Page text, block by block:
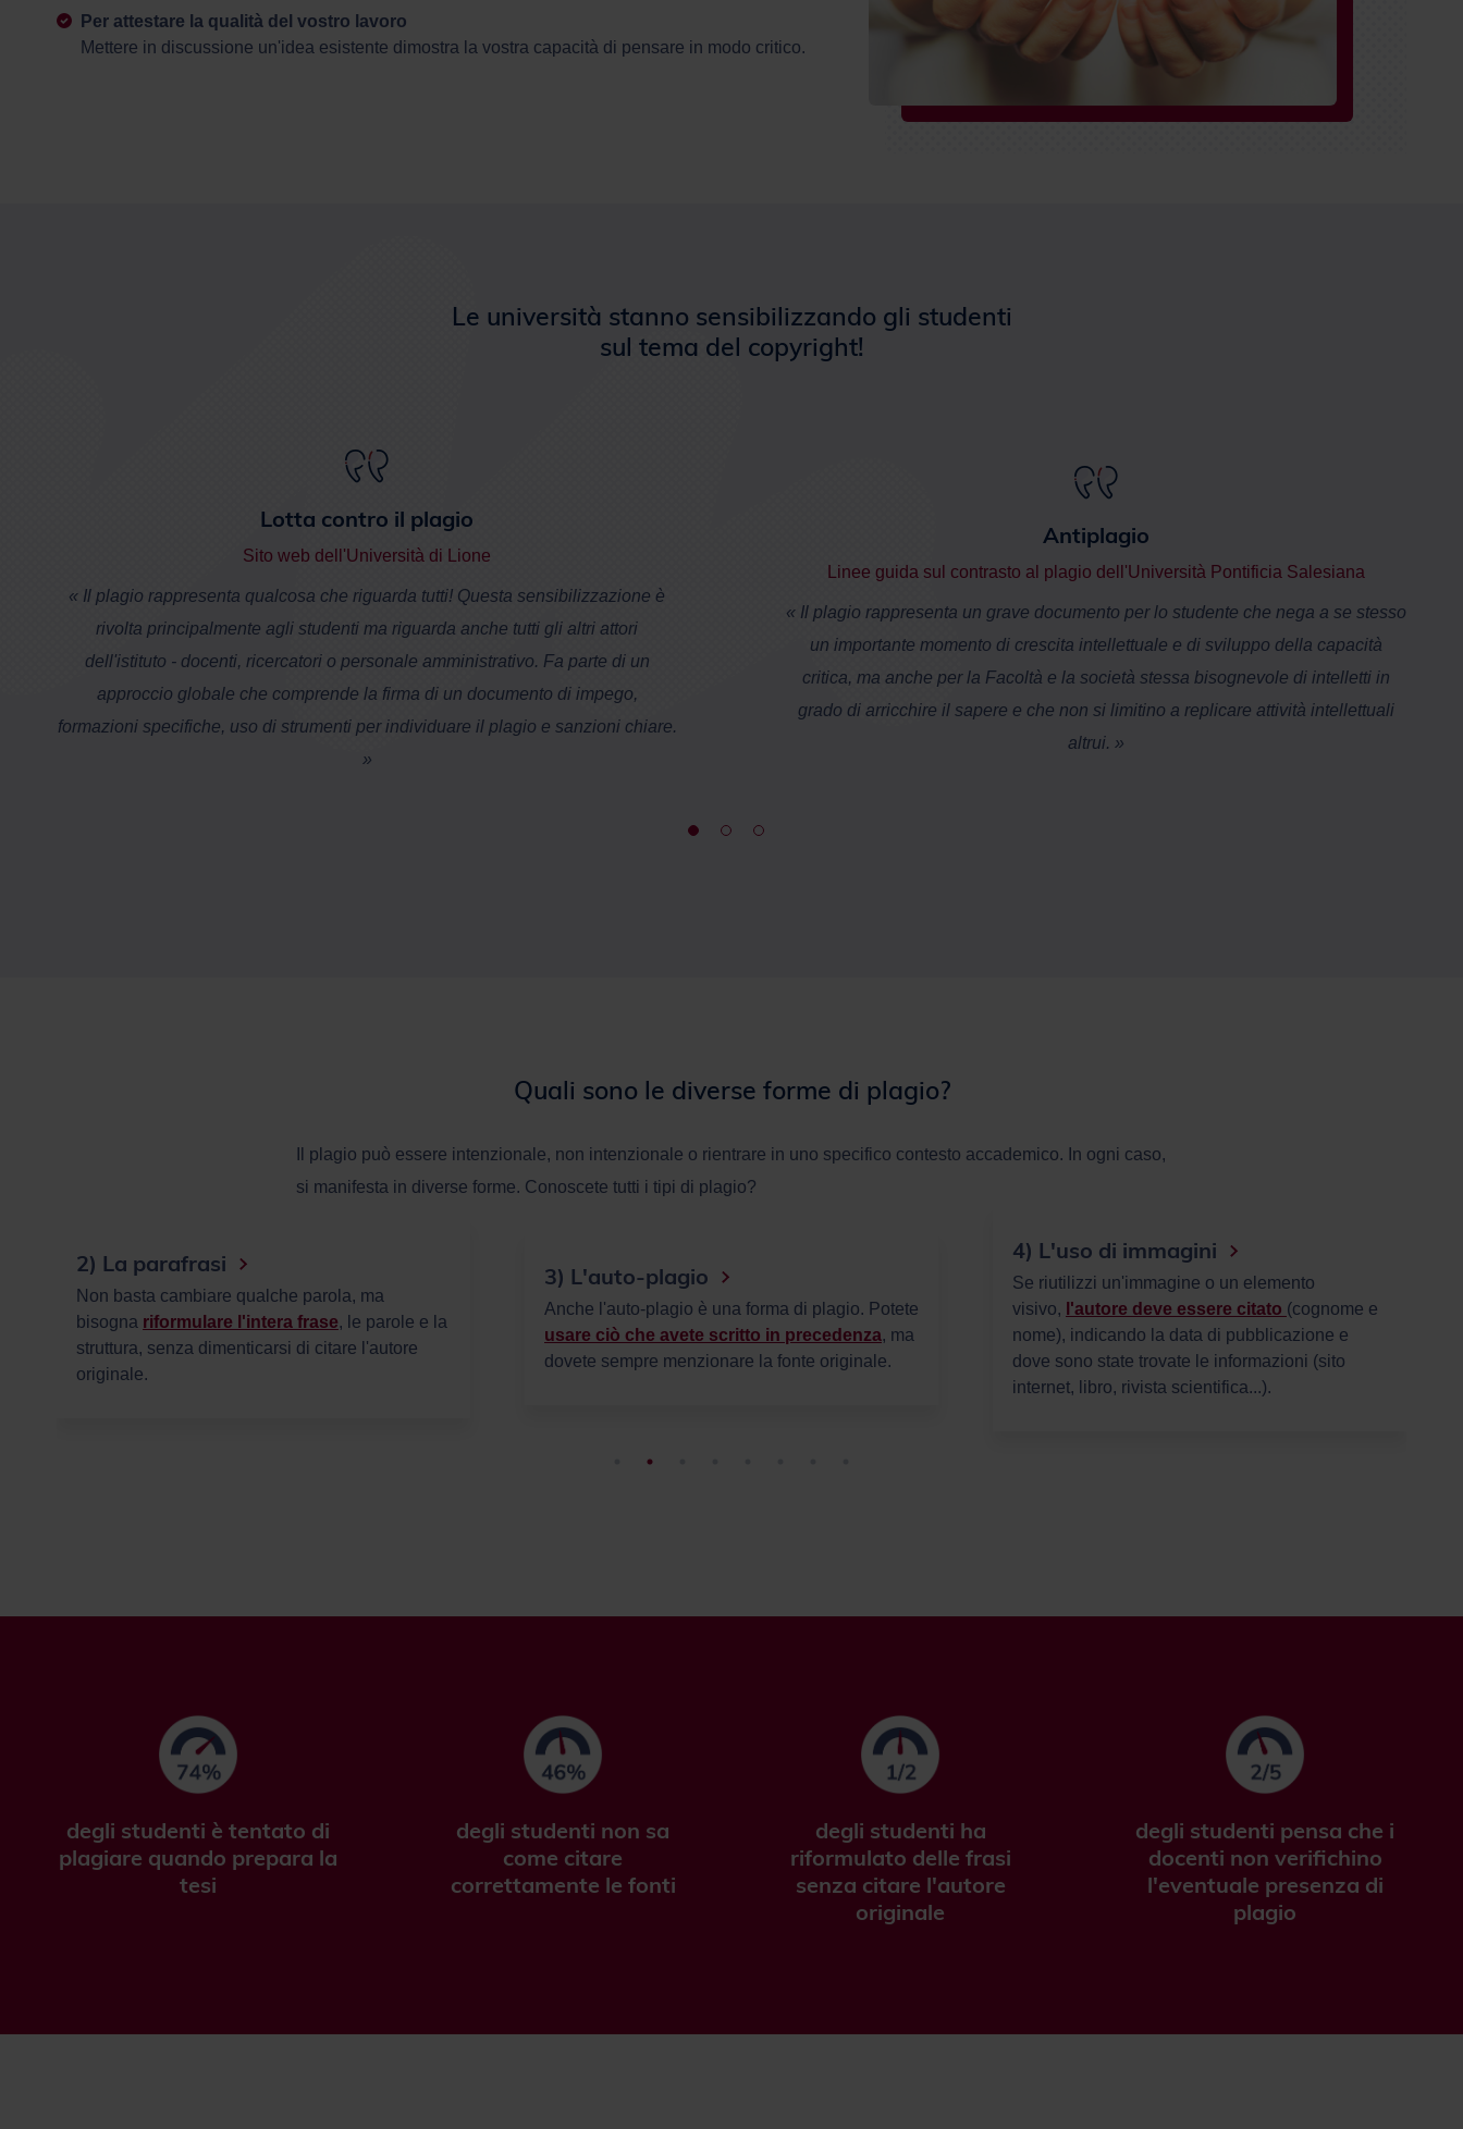
Per attestare la qualità del vostro lavoro
Mettere in discussione un'idea esistente dimostra la vostra capacità di pensare in modo critico.
Le università stanno sensibilizzando gli studenti
sul tema del copyright!
Lotta contro il plagio
Sito web dell'Università di Lione
« Il plagio rappresenta qualcosa che riguarda tutti! Questa sensibilizzazione è
rivolta principalmente agli studenti ma riguarda anche tutti gli altri attori
dell'istituto - docenti, ricercatori o personale amministrativo. Fa parte di un
approccio globale che comprende la firma di un documento di impego,
formazioni specifiche, uso di strumenti per individuare il plagio e sanzioni chiare.
»
Antiplagio
Linee guida sul contrasto al plagio dell'Università Pontificia Salesiana
« Il plagio rappresenta un grave documento per lo studente che nega a se stesso
un importante momento di crescita intellettuale e di sviluppo della capacità
critica, ma anche per la Facoltà e la società stessa bisognevole di intelletti in
grado di arricchire il sapere e che non si limitino a replicare attività intellettuali
altrui. »
Quali sono le diverse forme di plagio?
Il plagio può essere intenzionale, non intenzionale o rientrare in uno specifico contesto accademico. In ogni caso,
si manifesta in diverse forme. Conoscete tutti i tipi di plagio?
3) L'auto-plagio
Anche l'auto-plagio è una forma di plagio. Potete
usare ciò che avete scritto in precedenza
dovete sempre menzionare la fonte originale.
Se riutilizzi un'immagine o un elemento
visivo, l'autore deve essere citato(cognome e
nome), indicando la data di pubblicazione e
dove sono state trovate le informazioni (sito
5) Citazione nella citazione
Unacitazione nella citazioneriunisce queste
due fonti: quella primaria e quella secondaria.
degli studenti è tentato di
plagiare quando prepara la
tesi
degli studenti non sa
come citare
correttamente le fonti
degli studenti ha
riformulato delle frasi
senza citare l'autore
originale
degli studenti pensa che i
docenti non verifichino
l'eventuale presenza di
plagio